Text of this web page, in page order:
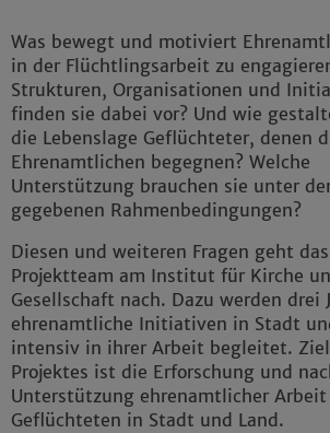
Was bewegt und motiviert
in der Flüchtlingsarbeit zu
Strukturen, Organisationen und
finden sie dabei vor? Und wie
die Lebenslage Geflüchteter, denen
Ehrenamtlichen begegnen? Welche
Unterstützung brauchen sie unter
gegebenen Rahmenbedingungen?
Diesen und weiteren Fragen geht das
Projektteam am Institut für Kirche
Gesellschaft nach. Dazu werden drei
ehrenamtliche Initiativen in Stadt
intensiv in ihrer Arbeit begleitet.
Projektes ist die Erforschung und
Unterstützung ehrenamtlicher
Geflüchteten in Stadt und Land.